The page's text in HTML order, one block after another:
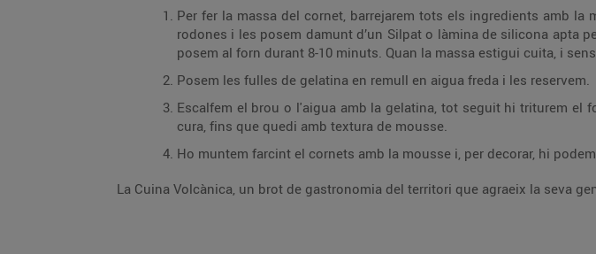
Per fer la massa del cornet, barrejarem tots els ingredients amb la
rodones i les posem damunt d’un Silpat o làmina de silicona apta
posem al forn durant 8-10 minuts. Quan la massa estigui cuita, i
Posem les fulles de gelatina en remull en aigua freda i les reservem.
Escalfem el brou o l'aigua amb la gelatina, tot seguit hi triturem el
cura, fins que quedi amb textura de mousse.
Ho muntem farcint el cornets amb la mousse i, per decorar, hi
La Cuina Volcànica, un brot de gastronomia del territori que agraeix la seva